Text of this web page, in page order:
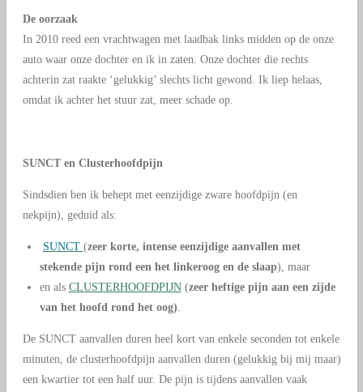
De oorzaak
In 2010 reed een vrachtwagen met laadbak links midden op de onze
auto waar onze dochter en ik in zaten. Onze dochter die rechts
achterin zat raakte ‘gelukkig’ slechts licht gewond. Ik liep helaas,
omdat ik achter het stuur zat, meer schade op.
SUNCT en Clusterhoofdpijn
Sindsdien ben ik behept met eenzijdige zware hoofdpijn (en
nekpijn), geduid als:
SUNCT (zeer korte, intense eenzijdige aanvallen met
stekende pijn rond een het linkeroog en de slaap), maar
en als CLUSTERHOOFDPIJN(zeer heftige pijn aan een zijde
van het hoofd rond het oog)
De SUNCT aanvallen duren heel kort van enkele seconden tot enkele
minuten, de clusterhoofdpijn aanvallen duren (gelukkig bij mij maar)
een kwartier tot een half uur. De pijn is tijdens aanvallen vaak